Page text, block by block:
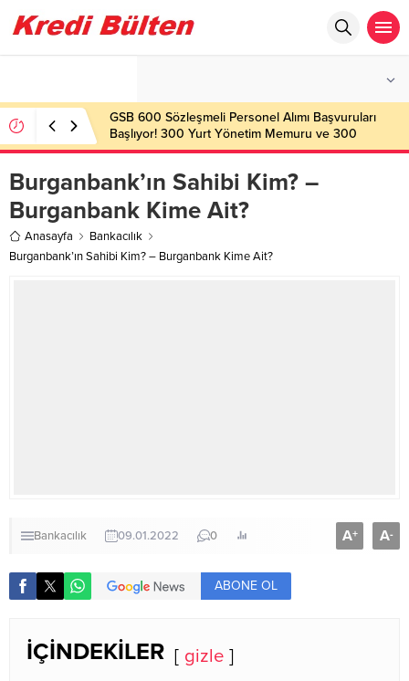
GSB 600 Sözleşmeli Personel Alımı Başvuruları
Başlıyor! 300 Yurt Yönetim Memuru ve 300
Gençlik Çalışanı Alınacak
Burganbank’ın Sahibi Kim? –
Burganbank Kime Ait?
Anasayfa
Bankacılık
Burganbank’ın Sahibi Kim? – Burganbank Kime Ait?
Bankacılık 09.01.2022 0 A+ A-
ABONE OL
İÇİNDEKİLER gizle